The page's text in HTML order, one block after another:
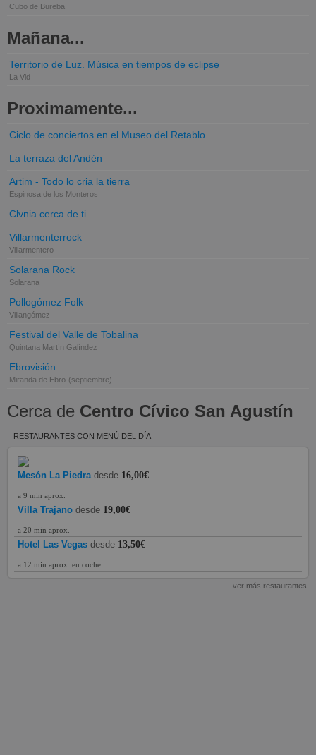
Cubo de Bureba
Mañana...
Territorio de Luz. Música en tiempos de eclipse
La Vid
Proximamente...
Ciclo de conciertos en el Museo del Retablo
La terraza del Andén
Artim - Todo lo cria la tierra
Espinosa de los Monteros
Clvnia cerca de ti
Villarmenterrock
Villarmentero
Solarana Rock
Solarana
Pollogómez Folk
Villangómez
Festival del Valle de Tobalina
Quintana Martín Galíndez
Ebrovisión
Miranda de Ebro (septiembre)
Cerca de Centro Cívico San Agustín
RESTAURANTES CON MENÚ DEL DÍA
Mesón La Piedra desde 16,00€
a 9 min aprox.
Villa Trajano desde 19,00€
a 20 min aprox.
Hotel Las Vegas desde 13,50€
a 12 min aprox. en coche
ver más restaurantes